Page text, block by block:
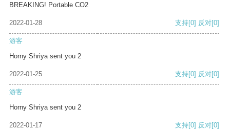
BREAKING! Portable CO2
2022-01-28 支持[0] 反对[0]
游客
Horny Shriya sent you 2
2022-01-25 支持[0] 反对[0]
游客
Horny Shriya sent you 2
2022-01-17 支持[0] 反对[0]